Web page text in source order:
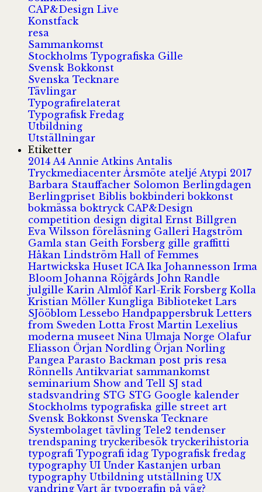
CAP&Design Live
Konstfack
resa
Sammankomst
Stockholms Typografiska Gille
Svensk Bokkonst
Svenska Tecknare
Tävlingar
Typografirelaterat
Typografisk Fredag
Utbildning
Utställningar
Etiketter
2014 A4 Annie Atkins Antalis
Tryckmediacenter Årsmöte ateljé Atypi 2017
Barbara Stauffacher Solomon Berlingdagen
Berlingpriset Biblisbokbinderibokkonst
bokmässaboktryck CAP&Design
competition design digital Ernst Billgren
Eva Wilsson föreläsning Galleri Hagström
Gamla stan Geith Forsberg gille graffitti
Håkan Lindström Hall of Femmes
Hartwickska Huset ICA Ika Johannesson Irma
Bloom Johanna Röjgårds John Randle
julgille Karin Almlöf Karl-Erik Forsberg Kolla
Kristian Möller Kungliga Biblioteket Lars
SJööblom Lessebo Handpappersbruk Letters
from Sweden Lotta Frost Martin Lexelius
moderna museet Nina Ulmaja Norge Olafur
Eliasson Örjan Nordling Örjan Norling
Pangea Parasto Backman post pris resa
Rönnells Antikvariat sammankomst
seminarium Show and Tell SJ stad
stadsvandring STG STG Google kalender
Stockholms typografiska gille street art
Svensk Bokkonst Svenska Tecknare
Systembolaget tävling Tele2 tendenser
trendspaning tryckeribesök tryckerihistoria
typografi Typografi idag Typografisk fredag
typography UI Under Kastanjen urban
typography Utbildning utställning UX
vandring Vart är typografin på väg?